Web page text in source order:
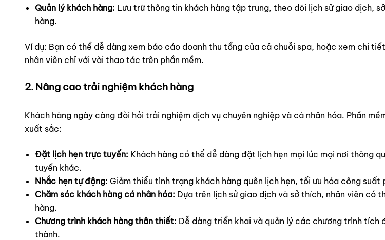
Quản lý khách hàng: Lưu trữ thông tin khách hàng tập trung, theo dõi lịch sử giao dịch,
hàng.
Ví dụ: Bạn có thể dễ dàng xem báo cáo doanh thu tổng của cả chuỗi spa, hoặc xem chi
nhân viên chỉ với vài thao tác trên phần mềm.
2. Nâng cao trải nghiệm khách hàng
Khách hàng ngày càng đòi hỏi trải nghiệm dịch vụ chuyên nghiệp và cá nhân hóa. Phần
xuất sắc:
Đặt lịch hẹn trực tuyến: Khách hàng có thể dễ dàng đặt lịch hẹn mọi lúc mọi nơi thông
tuyến khác.
Nhắc hẹn tự động: Giảm thiểu tình trạng khách hàng quên lịch hẹn, tối ưu hóa công suất
Chăm sóc khách hàng cá nhân hóa: Dựa trên lịch sử giao dịch và sở thích, nhân viên có
hàng.
Chương trình khách hàng thân thiết: Dễ dàng triển khai và quản lý các chương trình
thành.